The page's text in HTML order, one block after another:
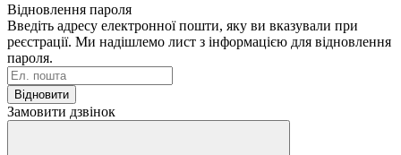
Відновлення пароля
Введіть адресу електронної пошти, яку ви вказували при
реєстрації. Ми надішлемо лист з інформацією для відновлення
пароля.
Відновити
Замовити дзвінок